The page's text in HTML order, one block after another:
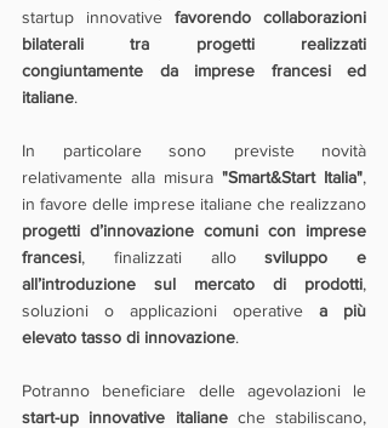
startup innovative favorendo collaborazioni
bilaterali tra progetti realizzati
congiuntamente da imprese francesi ed
italiane.
In particolare sono previste novità
relativamente alla misura "Smart&Start Italia",
progetti d’innovazione comuni con imprese
francesi, finalizzati allo sviluppo e
all’introduzione sul mercato di prodotti,
soluzioni o applicazioni operative a più
elevato tasso di innovazione.
start-up innovative italiane che stabiliscano,